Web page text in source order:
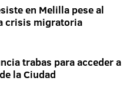
en Melilla pese al
crisis migratoria
trabas para acceder a
la Ciudad